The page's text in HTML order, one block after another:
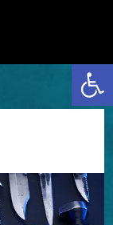
Ouvrir